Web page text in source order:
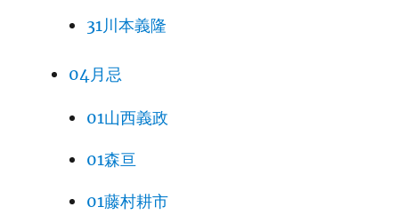
31川本義隆
04月忌
01山西義政
01森亘
01藤村耕市